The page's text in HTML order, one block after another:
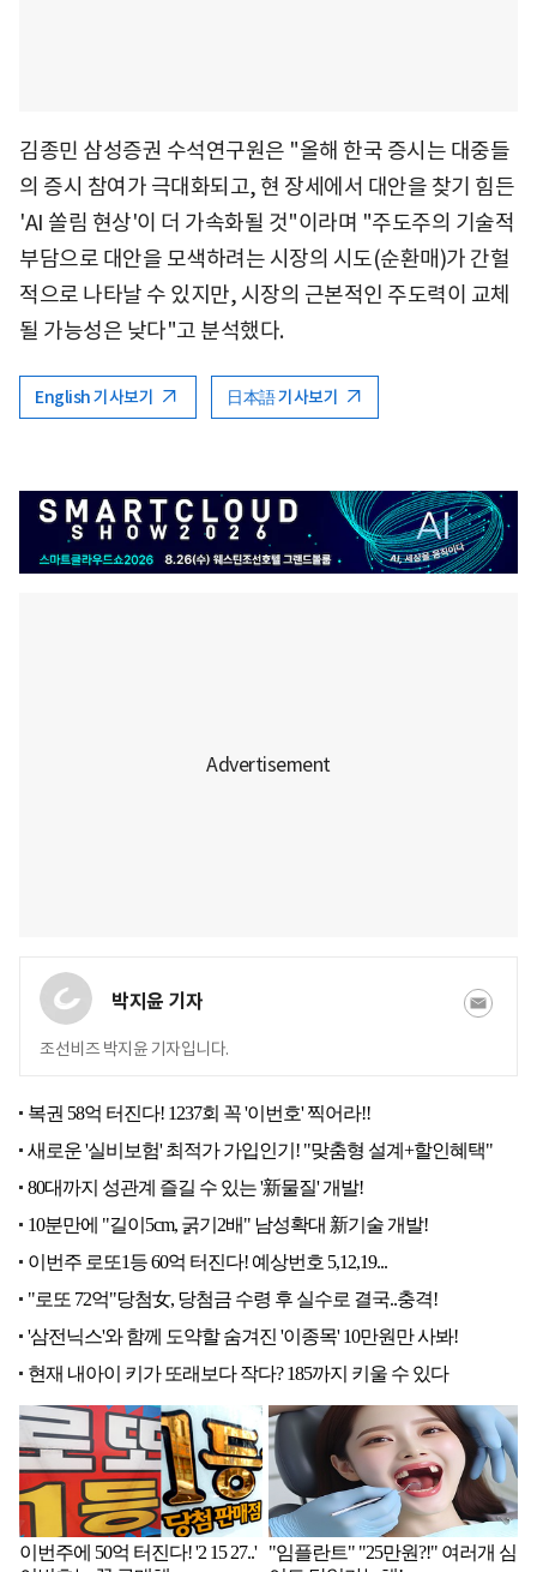
김종민 삼성증권 수석연구원은 "올해 한국 증시는 대중들
의 증시 참여가 극대화되고, 현 장세에서 대안을 찾기 힘든
'AI 쏠림 현상'이 더 가속화될 것"이라며 "주도주의 기술적
부담으로 대안을 모색하려는 시장의 시도(순환매)가 간헐
적으로 나타날 수 있지만, 시장의 근본적인 주도력이 교체
될 가능성은 낮다"고 분석했다.
English 기사보기 日本語 기사보기
박지윤 기자
조선비즈 박지윤 기자입니다.